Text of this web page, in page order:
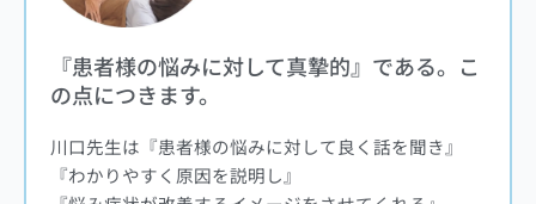
『患者様の悩みに対して真摯的』である。こ
の点につきます。
川口先生は『患者様の悩みに対して良く話を聞き』
『わかりやすく原因を説明し』